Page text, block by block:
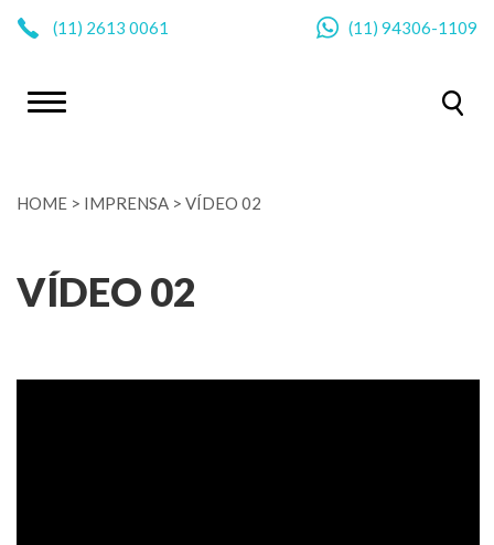
(11) 2613 0061 (11) 94306-1109
HOME > IMPRENSA > VÍDEO 02
VÍDEO 02